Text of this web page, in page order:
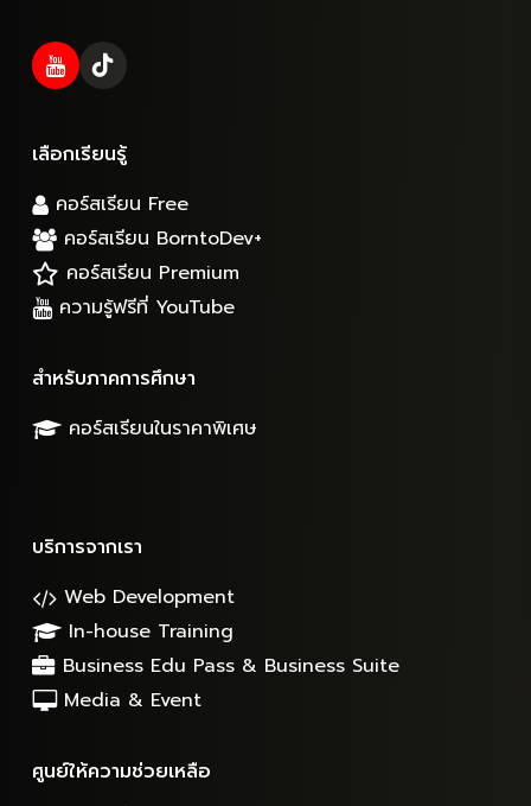
เลือกเรียนรู้
คอร์สเรียน Free
คอร์สเรียน BorntoDev+
คอร์สเรียน Premium
ความรู้ฟรีที่ YouTube
สำหรับภาคการศึกษา
คอร์สเรียนในราคาพิเศษ
บริการจากเรา
Web Development
In-house Training
Business Edu Pass & Business Suite
Media & Event
ศูนย์ให้ความช่วยเหลือ